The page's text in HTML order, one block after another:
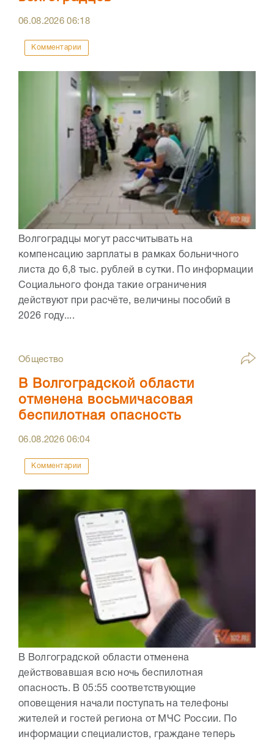
06.08.202606:18
Комментарии
Волгоградцы могут рассчитывать на
компенсацию зарплаты в рамках больничного
листа до 6,8 тыс. рублей в сутки. По информации
Социального фонда такие ограничения
действуют при расчёте, величины пособий в
2026 году....
Общество
В Волгоградской области
отменена восьмичасовая
беспилотная опасность
06.08.202606:04
Комментарии
В Волгоградской области отменена
действовавшая всю ночь беспилотная
опасность. В 05:55 соответствующие
оповещения начали поступать на телефоны
жителей и гостей региона от МЧС России. По
информации специалистов, граждане теперь